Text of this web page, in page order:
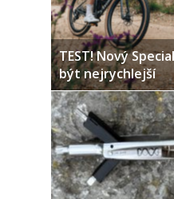
TEST! Nový
být nejrychlejší